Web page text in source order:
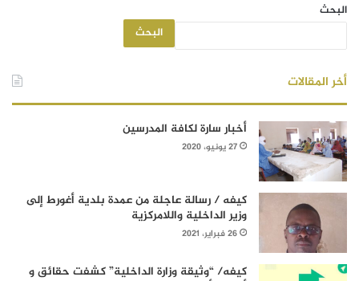
البحث
البحث
أخر المقالات
أخبار سارة لكافة المدرسين
27 يونيو، 2020
كيفه / رسالة عاجلة من عمدة بلدية أغورط إلى
وزير الداخلية واللامركزية
26 فبراير، 2021
كيفه/ “وثيقة وزارة الداخلية” كشفت حقائق و